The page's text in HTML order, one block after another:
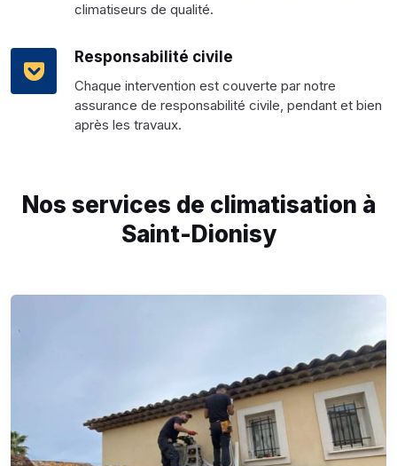
climatiseurs de qualité.
Responsabilité civile
Chaque intervention est couverte par notre
assurance de responsabilité civile, pendant et bien
après les travaux.
Nos services de climatisation à
Saint-Dionisy